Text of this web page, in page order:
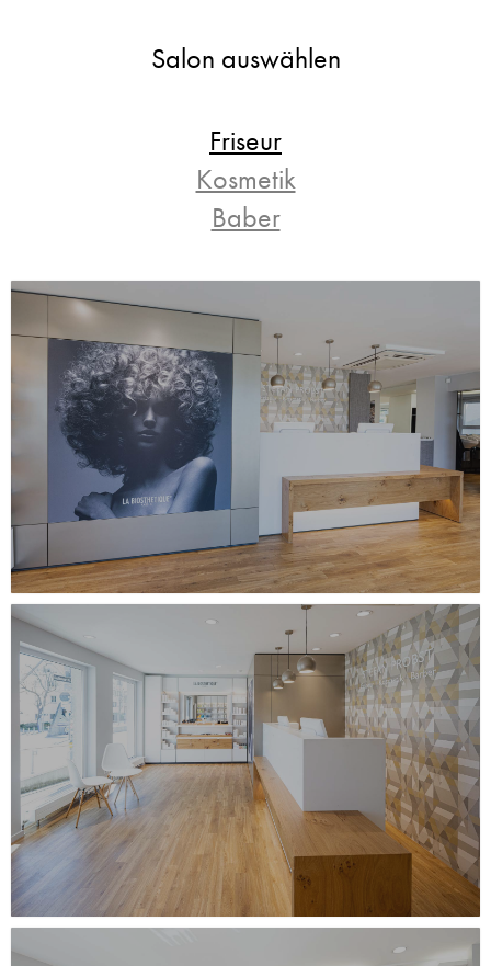
Salon auswählen
Friseur
Kosmetik
Baber